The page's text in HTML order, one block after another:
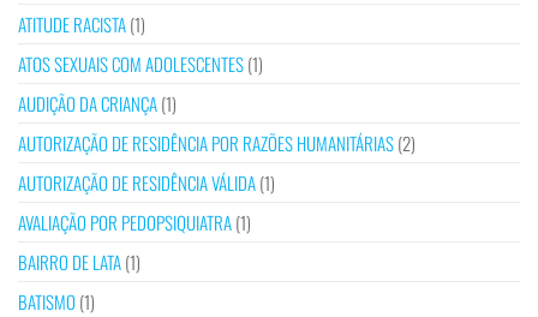
ATITUDE RACISTA(1)
ATOS SEXUAIS COM ADOLESCENTES(1)
AUDIÇÃO DA CRIANÇA(1)
AUTORIZAÇÃO DE RESIDÊNCIA POR RAZÕES HUMANITÁRIAS(2)
AUTORIZAÇÃO DE RESIDÊNCIA VÁLIDA(1)
AVALIAÇÃO POR PEDOPSIQUIATRA(1)
BAIRRO DE LATA(1)
BATISMO (1)